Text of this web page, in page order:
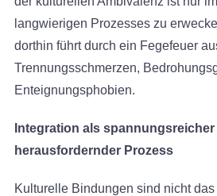
langwierigen Prozesses zu
dorthin führt durch ein Fegefeuer
Trennungsschmerzen,
Enteignungsphobien.
Integration als spannungsreicher
herausfordernder Prozess
Kulturelle Bindungen sind nicht